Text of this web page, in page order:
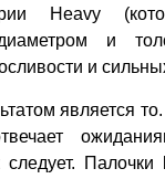
Heavy
и
и
является
Палочки